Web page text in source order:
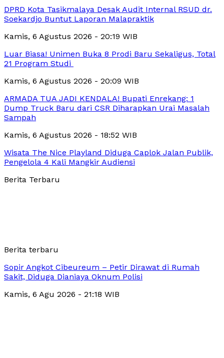
DPRD Kota Tasikmalaya Desak Audit Internal RSUD dr.
Soekardjo Buntut Laporan Malapraktik
Kamis, 6 Agustus 2026 - 20:19 WIB
Luar Biasa! Unimen Buka 8 Prodi Baru Sekaligus, Total
21 Program Studi
Kamis, 6 Agustus 2026 - 20:09 WIB
ARMADA TUA JADI KENDALA! Bupati Enrekang: 1
Dump Truck Baru dari CSR Diharapkan Urai Masalah
Sampah
Kamis, 6 Agustus 2026 - 18:52 WIB
Wisata The Nice Playland Diduga Caplok Jalan Publik,
Pengelola 4 Kali Mangkir Audiensi
Berita Terbaru
Berita terbaru
Sopir Angkot Cibeureum – Petir Dirawat di Rumah
Sakit, Diduga Dianiaya Oknum Polisi
Kamis, 6 Agu 2026 - 21:18 WIB